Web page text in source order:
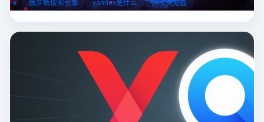
据，助力跨境电商精准决策。
俄罗斯搜索引擎 yandex是什么 指纹浏览器